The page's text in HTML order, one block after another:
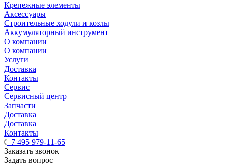
Крепежные элементы
Аксессуары
Строительные ходули и козлы
Аккумуляторный инструмент
О компании
О компании
Услуги
Доставка
Контакты
Сервис
Сервисный центр
Запчасти
Доставка
Доставка
Контакты
+7 495 979-11-65
Заказать звонок
Задать вопрос